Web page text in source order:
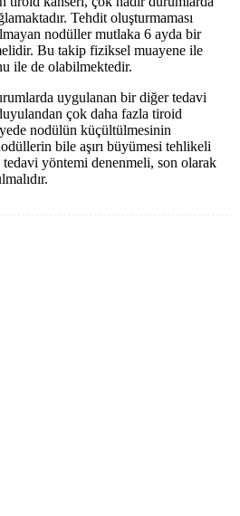
Tehdit oluşturmaması
nodüller mutlaka 6 ayda bir
Bu takip fiziksel muayene ile
ile de olabilmektedir.
uygulanan bir diğer tedavi
çok daha fazla tiroid
nodülün küçültülmesinin
bile aşırı büyümesi tehlikeli
yöntemi denenmeli, son olarak